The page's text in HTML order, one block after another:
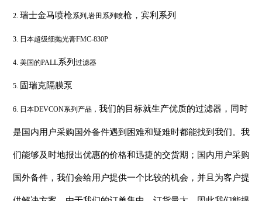
2. 瑞士金马喷枪系列 ,岩田系列喷枪 ，宾利系列
3. 日本超级细抛光膏FMC-830P
4. 美国的PALL系列 过滤器
5. 固瑞克隔膜泵
6. 日本DEVCON系列产品， 我们的目标就生产优质的过滤器，同时
是国内用户采购国外备件遇到困难和疑难时都能找到我们。我
们能够及时地报出优惠的价格和迅捷的交货期；国内用户采购
国外备件，我们会给用户提供一个比较的机会，并且为客户提